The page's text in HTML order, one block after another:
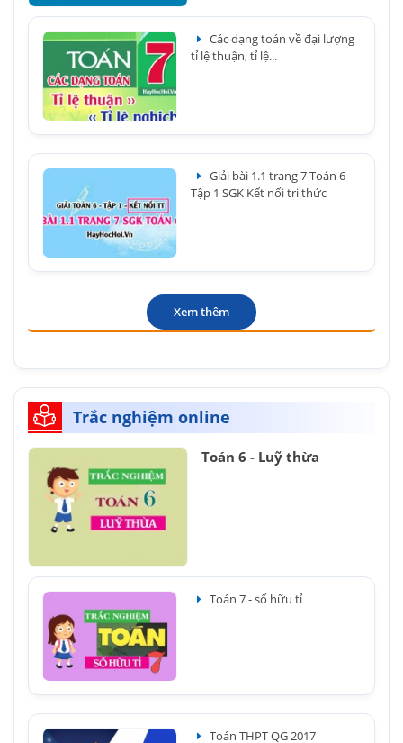
Các dạng toán về đại lượng
tỉ lệ thuận, tỉ lệ...
Giải bài 1.1 trang 7 Toán 6
Tập 1 SGK Kết nối tri thức
Xem thêm
Trắc nghiệm online
Toán 6 - Luỹ thừa
Toán 7 - số hữu tỉ
Toán THPT QG 2017